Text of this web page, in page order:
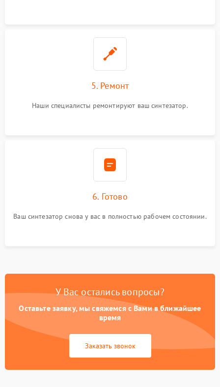
5. Ремонт
Наши специалисты ремонтируют ваш синтезатор.
6. Готово
Ваш синтезатор снова у вас в полностью рабочем состоянии.
У Вас остались вопросы?
Оставьте заявку, мы свяжемся с Вами в ближайшее
время
Заказать звонок